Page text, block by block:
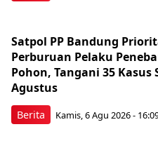
Berita
Satpol PP Bandung
Perburuan Pelaku
Pohon, Tangani 35 Kasus
Agustus
Kamis, 6 Agu 2026 -